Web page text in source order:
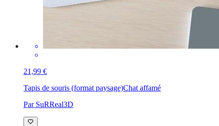
21,99 €
Tapis de souris (format paysage)Chat affamé
Par SuRReal3D